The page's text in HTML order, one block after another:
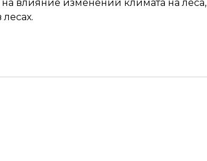
влияние изменений климата на леса,